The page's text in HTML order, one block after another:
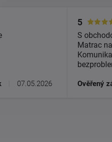
07.05.2026
5
S
Matrac
Ověřený